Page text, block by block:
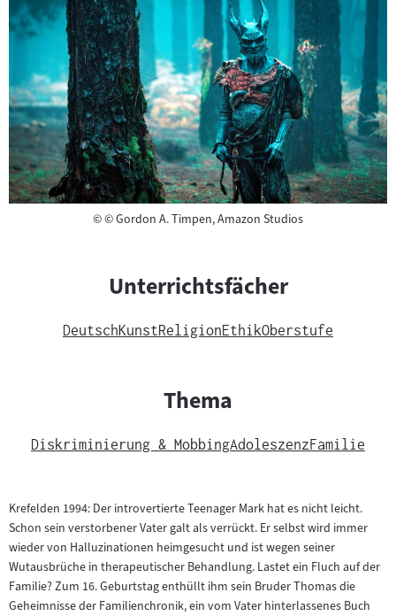
©Copyright
© Gordon A. Timpen, Amazon Studios
Unterrichtsfächer
DeutschKunstReligionEthikOberstufe
Thema
Diskriminierung & MobbingAdoleszenzFamilie
Krefelden 1994: Der introvertierte Teenager Mark hat es nicht leicht.
Schon sein verstorbener Vater galt als verrückt. Er selbst wird immer
wieder von Halluzinationen heimgesucht und ist wegen seiner
Wutausbrüche in therapeutischer Behandlung. Lastet ein Fluch auf der
Familie? Zum 16. Geburtstag enthüllt ihm sein Bruder Thomas die
Geheimnisse der Familienchronik, ein vom Vater hinterlassenes Buch